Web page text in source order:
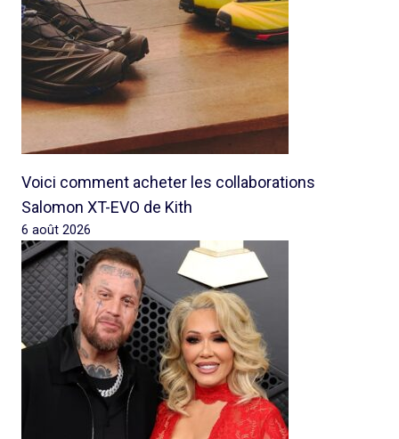
Voici comment acheter les collaborations
Salomon XT-EVO de Kith
6 août 2026